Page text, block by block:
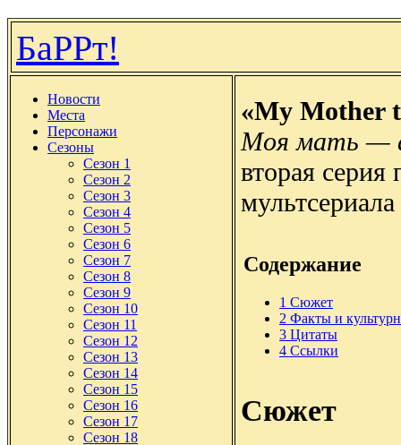
БаРРт!
Новости
Места
Персонажи
Сезоны
Сезон 1
Сезон 2
Сезон 3
Сезон 4
Сезон 5
Сезон 6
Сезон 7
Сезон 8
Сезон 9
Сезон 10
Сезон 11
Сезон 12
Сезон 13
Сезон 14
Сезон 15
Сезон 16
Сезон 17
Сезон 18
«My Mother
Моя мать —
вторая серия
Содержание
1 Сюжет
2 Факты и
3 Цитаты
4 Ссылки
Сюжет